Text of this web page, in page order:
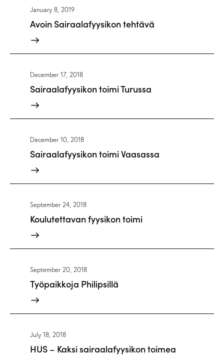
January 8, 2019
Avoin Sairaalafyysikon tehtävä
December 17, 2018
Sairaalafyysikon toimi Turussa
December 10, 2018
Sairaalafyysikon toimi Vaasassa
September 24, 2018
Koulutettavan fyysikon toimi
September 20, 2018
Työpaikkoja Philipsillä
July 18, 2018
HUS – Kaksi sairaalafyysikon toimea